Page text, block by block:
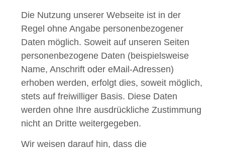
Die Nutzung unserer Webseite ist in der
Regel ohne Angabe personenbezogener
Daten möglich. Soweit auf unseren Seiten
personenbezogene Daten (beispielsweise
Name, Anschrift oder eMail-Adressen)
erhoben werden, erfolgt dies, soweit möglich,
stets auf freiwilliger Basis. Diese Daten
werden ohne Ihre ausdrückliche Zustimmung
nicht an Dritte weitergegeben.
Wir weisen darauf hin, dass die